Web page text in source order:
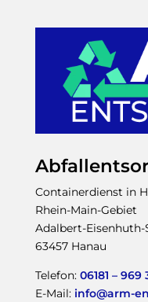
Containerdienst in
Rhein-Main-Gebiet
Adalbert-Eisenhuth-
63457 Hanau
Telefon: 06181 – 969
E-Mail: info@arm-